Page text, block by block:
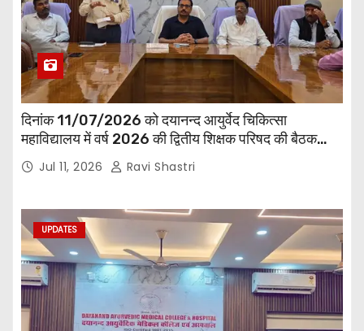
दिनांक 11/07/2026 को दयानन्द आयुर्वेद चिकित्सा
महाविद्यालय में वर्ष 2026 की द्वितीय शिक्षक परिषद की बैठक
प्राचार्य की अध्यक्षता में हुई। बैठक मे महाविद्यालय सभी
विभागाध्यक्ष एवं शिक्षक सम्मिलित हुए।
Jul 11, 2026 Ravi Shastri
UPDATES